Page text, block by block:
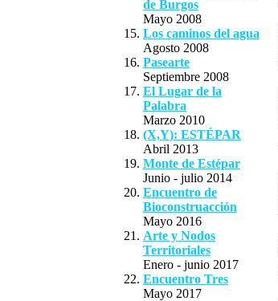
de Burgos
Mayo 2008
Los caminos del agua
Agosto 2008
Pasearte
Septiembre 2008
El Lugar de la
Palabra
Marzo 2010
(X,Y): ESTÉPAR
Abril 2013
Monte de Estépar
Junio - julio 2014
Encuentro de
Bioconstruacción
Mayo 2016
Arte y Nodos
Territoriales
Enero - junio 2017
Encuentro Tres
Mayo 2017